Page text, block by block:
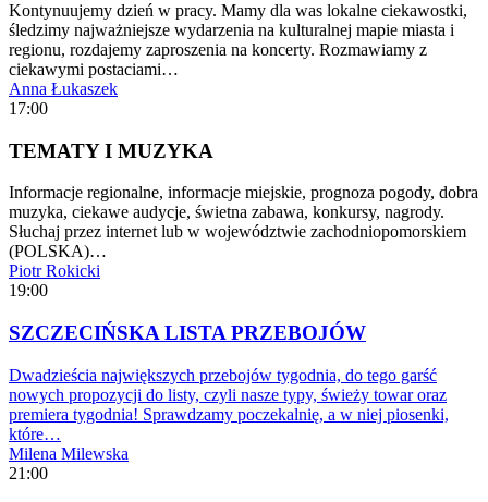
Kontynuujemy dzień w pracy. Mamy dla was lokalne ciekawostki,
śledzimy najważniejsze wydarzenia na kulturalnej mapie miasta i
regionu, rozdajemy zaproszenia na koncerty. Rozmawiamy z
ciekawymi postaciami…
Anna Łukaszek
17:00
TEMATY I MUZYKA
Informacje regionalne, informacje miejskie, prognoza pogody, dobra
muzyka, ciekawe audycje, świetna zabawa, konkursy, nagrody.
Słuchaj przez internet lub w województwie zachodniopomorskiem
(POLSKA)…
Piotr Rokicki
19:00
SZCZECIŃSKA LISTA PRZEBOJÓW
Dwadzieścia największych przebojów tygodnia, do tego garść
nowych propozycji do listy, czyli nasze typy, świeży towar oraz
premiera tygodnia! Sprawdzamy poczekalnię, a w niej piosenki,
które…
Milena Milewska
21:00